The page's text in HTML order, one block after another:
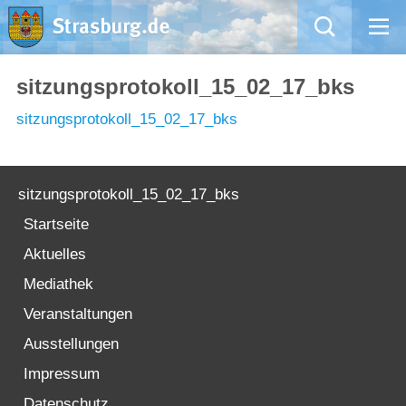
Mängelmeldung
Aktuelles
Natur – Kultur – Tourismus
Willkommen in Strasburg (Uckermark)
sitzungsprotokoll_15_02_17_bks
sitzungsprotokoll_15_02_17_bks
sitzungsprotokoll_15_02_17_bks
Startseite
Aktuelles
Mediathek
Veranstaltungen
Ausstellungen
Impressum